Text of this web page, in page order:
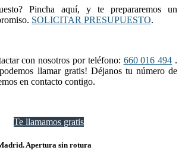
Pincha aquí, y te prepararemos un
SOLICITAR PRESUPUESTO.
con nosotros por teléfono: 660 016 494 .
llamar gratis! Déjanos tu número de
en contacto contigo.
Te llamamos gratis
Apertura sin rotura